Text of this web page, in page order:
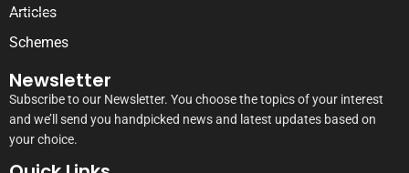
Articles
Schemes
Newsletter
Subscribe to our Newsletter. You choose the topics of your interest
and we’ll send you handpicked news and latest updates based on
your choice.